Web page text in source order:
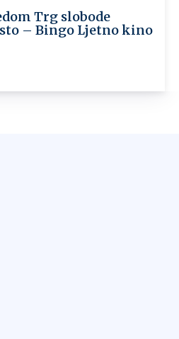
Trg slobode
– Bingo Ljetno kino